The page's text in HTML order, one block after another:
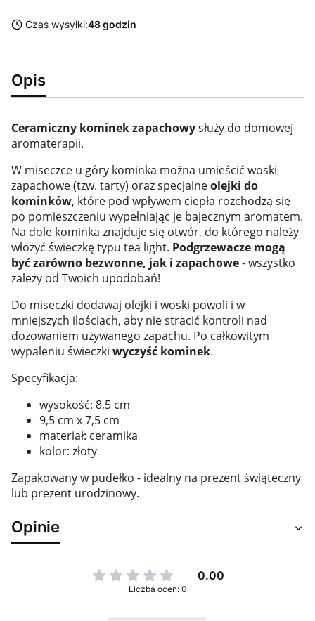
Czas wysyłki:48 godzin
Opis
Ceramiczny kominek zapachowysłuży do domowej
aromaterapii.
W miseczce u góry kominka można umieścić woski
zapachowe (tzw. tarty) oraz specjalneolejki do
kominków, które pod wpływem ciepła rozchodzą się
po pomieszczeniu wypełniając je bajecznym aromatem.
Na dole kominka znajduje się otwór, do którego należy
włożyć świeczkę typu tea light. Podgrzewacze mogą
być zarówno bezwonne, jak i zapachowe- wszystko
zależy od Twoich upodobań!
Do miseczki dodawaj olejki i woski powoli i w
mniejszych ilościach, aby nie stracić kontroli nad
dozowaniem używanego zapachu. Po całkowitym
wypaleniu świeczki wyczyść kominek.
Specyfikacja:
wysokość: 8,5 cm
9,5 cm x 7,5 cm
materiał: ceramika
kolor: złoty
Zapakowany w pudełko - idealny na prezent świąteczny
lub prezent urodzinowy.
Opinie
0.00
Liczba ocen: 0